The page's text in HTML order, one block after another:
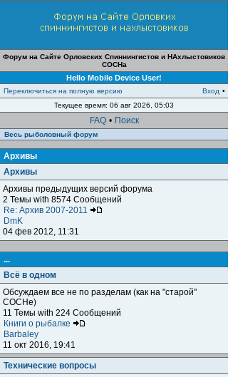
Форум на Сайте Орловских Спиннингистов и НАхлыстовиков
СОСНа
Hello Mobile Device User!
Переключиться на полную версию Вход •
Текущее время: 06 авг 2026, 05:03
FAQ • Поиск
Весь рыболовный форум
Архивы
Архивы
Архивы предыдущих версий форума
2 Темы with 8574 Сообщений
Re: Архив 2007-2011
DmK
04 фев 2012, 11:31
...
Всё в одном
Обсуждаем все не по разделам (как на "старой"
СОСНе)
11 Темы with 224 Сообщений
Книги о рыбалке
Barbaley
11 окт 2016, 19:41
Технические вопросы